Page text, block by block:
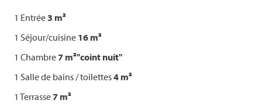
1 Entrée3 m²
1 Séjour/cuisine 16 m²
1 Chambre7 m²"coint nuit"
1 Salle de bains / toilettes4 m²
1 Terrasse7 m²